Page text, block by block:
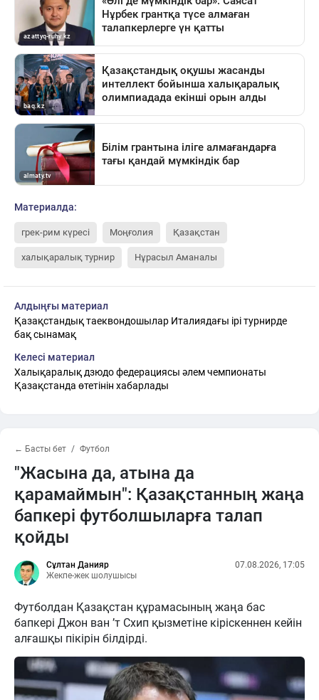
Материалда:
грек-рим күресі Моңғолия Қазақстан
халықаралық турнир Нұрасыл Аманалы
Алдыңғы материал
Қазақстандық таеквондошылар Италиядағы ірі турнирде
бақ сынамақ
Келесі материал
Халықаралық дзюдо федерациясы әлем чемпионаты
Қазақстанда өтетінін хабарлады
← Басты бет Футбол
"Жасына да, атына да
қарамаймын": Қазақстанның жаңа
бапкері футболшыларға талап
қойды
Сұлтан Данияр
Жекпе-жек шолушысы
07.08.2026, 17:05
Футболдан Қазақстан құрамасының жаңа бас
бапкері Джон ван ’т Схип қызметіне кіріскеннен кейін
алғашқы пікірін білдірді.